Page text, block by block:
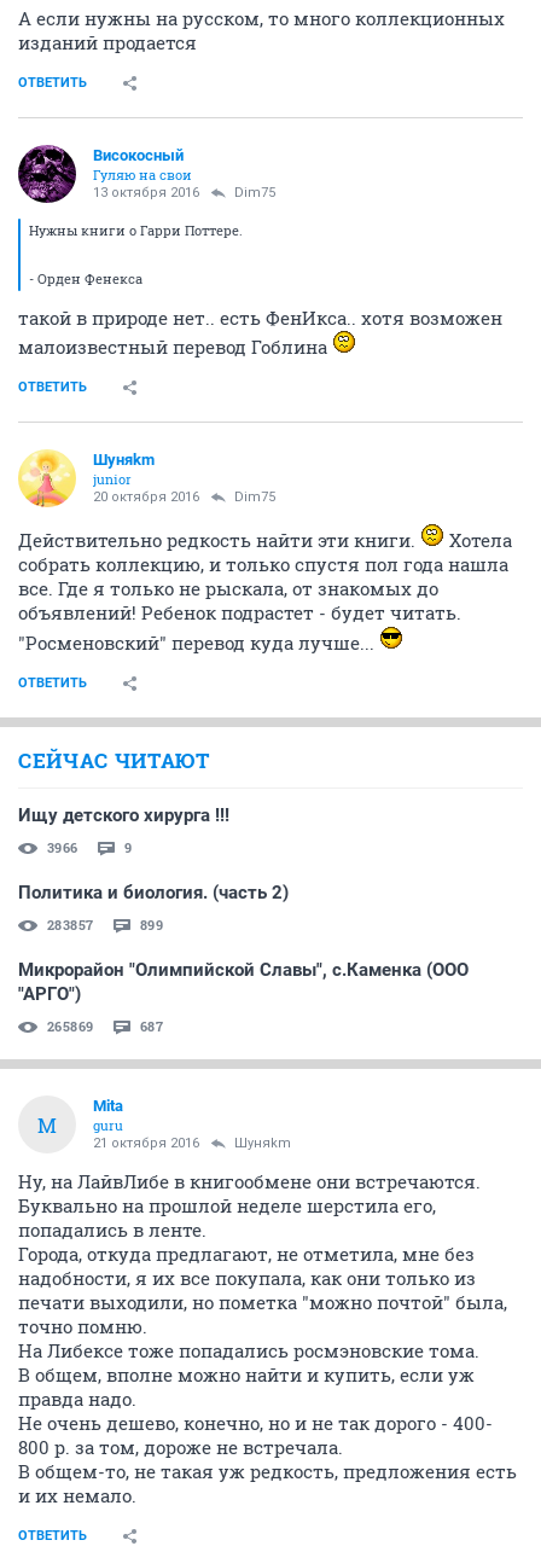
А если нужны на русском, то много коллекционных
изданий продается
ОТВЕТИТЬ
Високосный
Гуляю на свои
13 октября 2016 Dim75
Нужны книги о Гарри Поттере.
- Орден Фенекса
такой в природе нет.. есть ФенИкса.. хотя возможен
малоизвестный перевод Гоблина
ОТВЕТИТЬ
Шуняkm
junior
20 октября 2016 Dim75
Действительно редкость найти эти книги.
Хотела
собрать коллекцию, и только спустя пол года нашла
все. Где я только не рыскала, от знакомых до
объявлений! Ребенок подрастет - будет читать.
"Росменовский" перевод куда лучше...
ОТВЕТИТЬ
СЕЙЧАС ЧИТАЮТ
Ищу детского хирурга !!!
3966 9
Политика и биология. (часть 2)
283857 899
Микрорайон "Олимпийской Славы", с.Каменка (ООО
"АРГО")
265869 687
M
Mita
guru
21 октября 2016 Шуняkm
Ну, на ЛайвЛибе в книгообмене они встречаются.
Буквально на прошлой неделе шерстила его,
попадались в ленте.
Города, откуда предлагают, не отметила, мне без
надобности, я их все покупала, как они только из
печати выходили, но пометка "можно почтой" была,
точно помню.
На Либексе тоже попадались росмэновские тома.
В общем, вполне можно найти и купить, если уж
правда надо.
Не очень дешево, конечно, но и не так дорого - 400-
800 р. за том, дороже не встречала.
В общем-то, не такая уж редкость, предложения есть
и их немало.
ОТВЕТИТЬ